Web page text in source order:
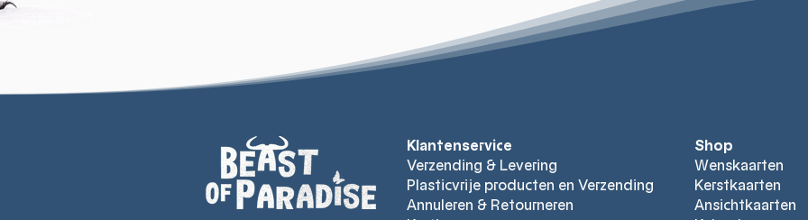
Klantenservice
Verzending & Levering
Plasticvrije producten en Verzending
Annuleren & Retourneren
Shop
Wenskaarten
Kerstkaarten
Ansichtkaarten